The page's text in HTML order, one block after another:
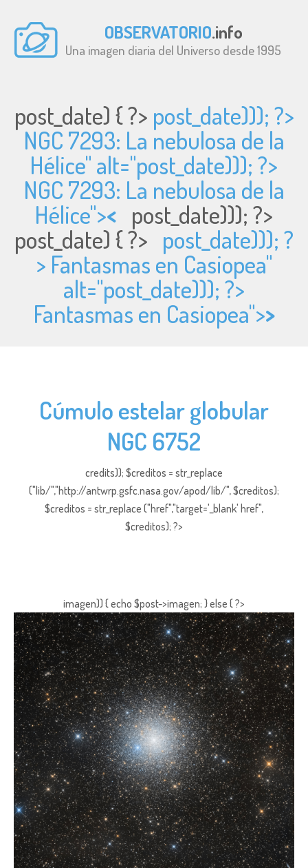
OBSERVATORIO.info
Una imagen diaria del Universo desde 1995
post_date) { ?> post_date))); ?>
NGC 7293: La nebulosa de la
Hélice" alt="post_date))); ?>
NGC 7293: La nebulosa de la
Hélice">< post_date))); ?>
post_date) { ?> post_date))); ?
> Fantasmas en Casiopea"
alt="post_date))); ?>
Fantasmas en Casiopea">>
Cúmulo estelar globular
NGC 6752
credits)); $creditos = str_replace
("lib/","http://antwrp.gsfc.nasa.gov/apod/lib/", $creditos);
$creditos = str_replace ("href","target='_blank' href",
$creditos); ?>
imagen)) { echo $post->imagen; } else { ?>